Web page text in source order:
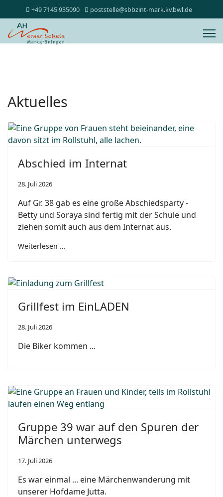
+49 7145 935090 poststelle@sbbzint-mark.kv.bwl.de
Aktuelles
Abschied im Internat
28. Juli 2026
Auf Gr. 38 gab es eine große Abschiedsparty -
Betty und Soraya sind fertig mit der Schule und
ziehen somit auch aus dem Internat aus.
Weiterlesen …
Grillfest im EinLADEN
28. Juli 2026
Die Biker kommen ...
Gruppe 39 war auf den Spuren der
Märchen unterwegs
17. Juli 2026
Es war einmal ... eine Märchenwanderung mit
unserer Hofdame Jutta.